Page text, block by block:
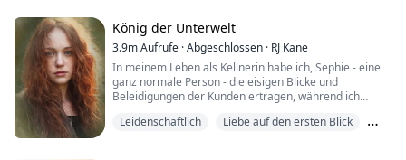
König der Unterwelt
3.9mAufrufe ·Abgeschlossen · RJ Kane
In meinem Leben als Kellnerin habe ich, Sephie - eine
ganz normale Person - die eisigen Blicke und
Beleidigungen der Kunden ertragen, während ich
glaubte, dass dies für immer mein Schicksal sein
Leidenschaftlich
Liebe auf den ersten Blick